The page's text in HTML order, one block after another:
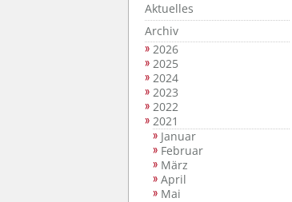
Aktuelles
Archiv
2026
2025
2024
2023
2022
2021
Januar
Februar
März
April
Mai